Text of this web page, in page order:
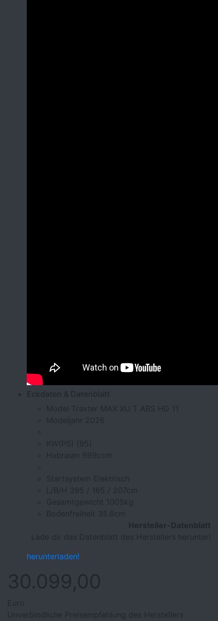
Eckdaten & Datenblatt
Model
Traxter MAX XU T ABS HD 11
Modeljahr
2026
KW(PS)
(95)
Hubraum
Startsystem
Elektrisch
L/B/H
395 / 165 / 207cm
Gesamtgewicht 1005kg
Bodenfreiheit 35.6cm
Hersteller-Datenblatt
Lade dir das Datenblatt des Herstellers herunter!
herunterladen!
30.099,00
Euro
Unverbindliche Preisempfehlung des Herstellers